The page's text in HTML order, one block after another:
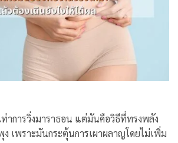
ท่าการวิ่งมาราธอน แต่มันคือวิธีที่ทรงพลัง
เพราะมันกระตุ้นการเผาผลาญโดยไม่เพิ่ม